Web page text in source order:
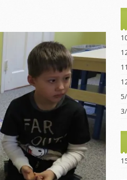
2025/2026
Statut
“Ogniwo”
pobrania
Opłaty za
15-lecie